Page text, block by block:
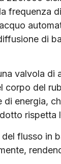
frequenza
di
valvola di
del
energia,
rispetta
flusso in